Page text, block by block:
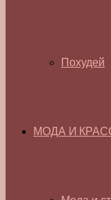
Похудей
МОДА И